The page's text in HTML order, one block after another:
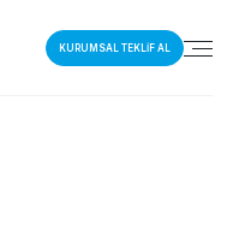
KURUMSAL TEKLİF AL